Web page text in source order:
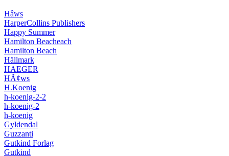
Hâws
HarperCollins Publishers
Happy Summer
Hamilton Beacheach
Hamilton Beach
Hällmark
HAEGER
HÃ¢ws
H.Koenig
h-koenig-2-2
h-koenig-2
h-koenig
Gyldendal
Guzzanti
Gutkind Forlag
Gutkind